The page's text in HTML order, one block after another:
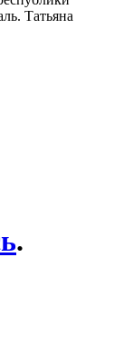
Татьяна
.